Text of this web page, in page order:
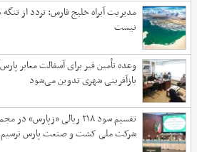
مدیریت آبراه خلیج فارس: تردد از
نیست
وعده تأمین قیر برای آسفالت معابر
بازآفرینی شهری تدوین می‌شود
تقسیم سود ۲۱۸ ریالی
شرکت ملی کشت و صنعت پارس